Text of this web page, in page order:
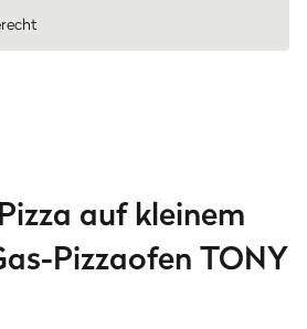
auf kleinem
Pizzaofen TONY